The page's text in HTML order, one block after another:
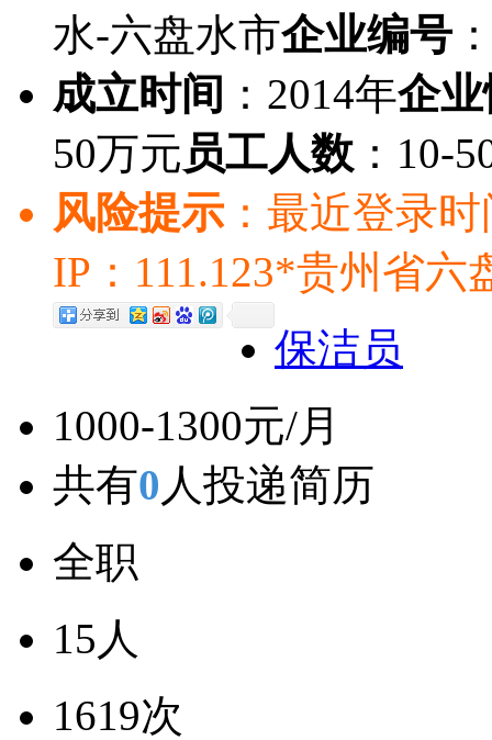
水-六盘水市企业编号
成立时间 ：2014年企
50万元 员工人数 ：10-
风险提示：最近登录时
IP：111.123*贵州省六
保洁员
1000-1300元/月
共有0 人投递简历
全职
15人
1619次